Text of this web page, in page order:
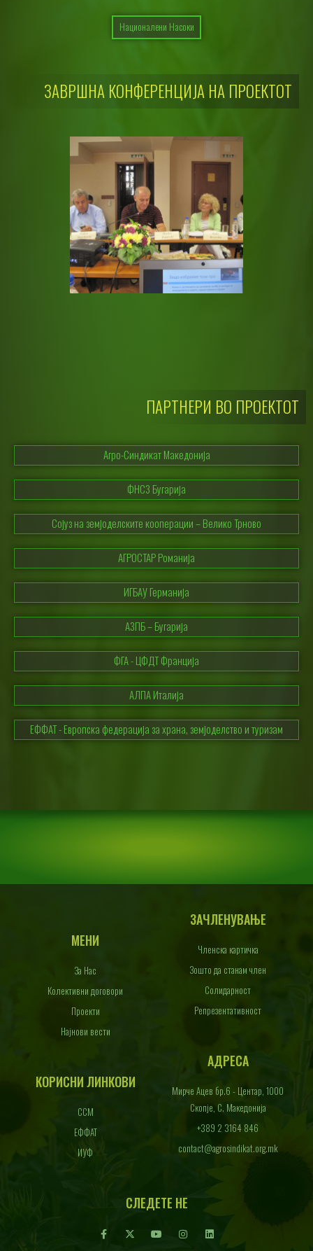
Националени Насоки
ЗАВРШНА КОНФЕРЕНЦИЈА НА ПРОЕКТОТ
ПАРТНЕРИ ВО ПРОЕКТОТ
Агро-Синдикат Македонија
ФНСЗ Бугарија
Сојуз на земјоделските кооперации – Велико Трново
АГРОСТАР Романија
ИГБАУ Германија
АЗПБ – Бугарија
ФГА - ЦФДТ Франција
АЛПА Италија
ЕФФАТ - Европска федерација за храна, земјоделство и туризам
МЕНИ
За Нас
Колективни договори
Проекти
Најнови вести
ЗАЧЛЕНУВАЊЕ
Членска картичка
Зошто да станам член
Солидарност
Репрезентативност
КОРИСНИ ЛИНКОВИ
ССМ
ЕФФАТ
ИУФ
АДРЕСА
Мирче Ацев бр.6 - Центар, 1000
Скопје, С. Македонија
+389 2 3164 846
contact@agrosindikat.org.mk
СЛЕДЕТЕ НЕ
F
a
X
-
Y
o
I
n
L
i